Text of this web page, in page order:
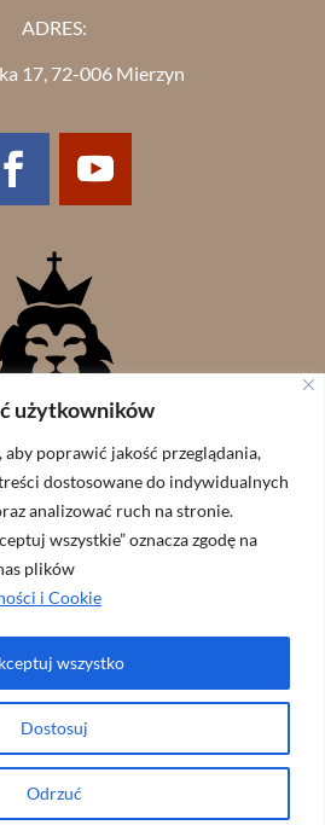
użytkowników
poprawić jakość przeglądania,
dostosowane do indywidualnych
analizować ruch na stronie.
wszystkie” oznacza zgodę na
plików
i Cookie
Dostosuj
Odrzuć
wszystko
ADRES:
17, 72-006 Mierzyn
// zaprojekowane przez: